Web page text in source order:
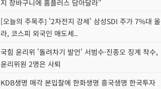
지 장바구니에 홈플러스 담아달라"
[오늘의 주목주] '2차전지 강세' 삼성SDI 주가 7%대 올
라, 코스피 외국인 매도세..
국힘 윤리위 '돌려차기 발언' 서범수·진종오 징계 착수,
윤리위원 2명은 사퇴
KDB생명 매각 본입찰에 한화생명 흥국생명 한국투자